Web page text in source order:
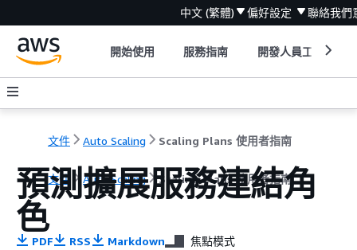
中文 (繁體) 偏好設定 聯絡我們
開始使用 服務指南 開發人員工具
文件 Auto Scaling Scaling Plans 使用者指南
文件 Auto Scaling Scaling Plans 使用者指南
預測擴展服務連結角
色
PDF RSS Markdown 焦點模式